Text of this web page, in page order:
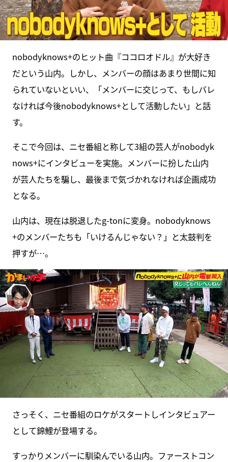
nobodyknows+のヒット曲『ココロオドル』が大好き
だという山内。しかし、メンバーの顔はあまり世間に知
られていないといい、「メンバーに交じって、もしバレ
なければ今後nobodyknows+として活動したい」と話
す。
そこで今回は、ニセ番組と称して3組の芸人がnobodyk
nows+にインタビューを実施。メンバーに扮した山内
が芸人たちを騙し、最後まで気づかれなければ企画成功
となる。
山内は、現在は脱退したg-tonに変身。nobodyknows
+のメンバーたちも「いけるんじゃない？」と太鼓判を
押すが…。
さっそく、ニセ番組のロケがスタートしインタビュアー
として錦鯉が登場する。
すっかりメンバーに馴染んでいる山内。ファーストコン